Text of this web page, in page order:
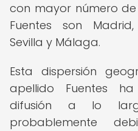
con mayor número
Fuentes son
Sevilla y Málaga.
Esta dispersión
apellido Fuentes
difusión a lo
probablemente